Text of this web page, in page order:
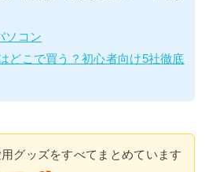
ソコン
どこで買う？初心者向け5社徹底
グッズをすべてまとめています